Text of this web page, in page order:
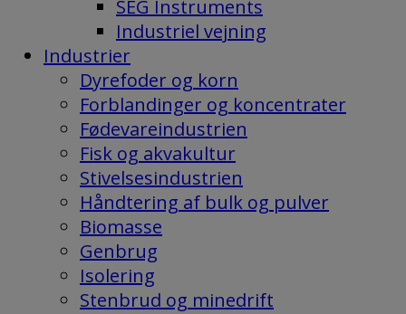
SEG Instruments
Industriel vejning
Industrier
Dyrefoder og korn
Forblandinger og koncentrater
Fødevareindustrien
Fisk og akvakultur
Stivelsesindustrien
Håndtering af bulk og pulver
Biomasse
Genbrug
Isolering
Stenbrud og minedrift